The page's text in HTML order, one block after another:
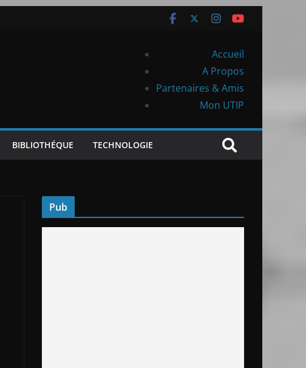
Accueil
A Propos
Partenaires & Amis
Mon UTIP
BIBLIOTHÉQUE TECHNOLOGIE
Pub